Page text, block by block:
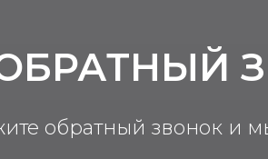
обратный звонок и